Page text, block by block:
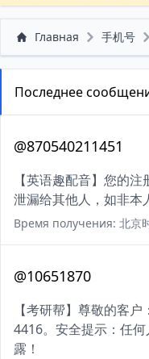
Главная 手机号
Последнее
@870540211451
【英语趣配音】您的
泄漏给其他人，如非本
Время получения: 北京
@10651870
【考研帮】尊敬的客
4416。安全提示：任
露！